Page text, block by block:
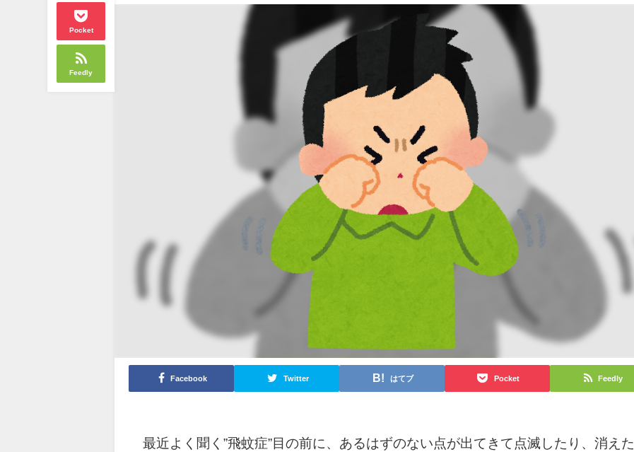
Pocket
Feedly
Facebook Twitter はてブ Pocket Feedly
最近よく聞く”飛蚊症”目の前に、あるはずのない点が出てきて点滅したり、消えた